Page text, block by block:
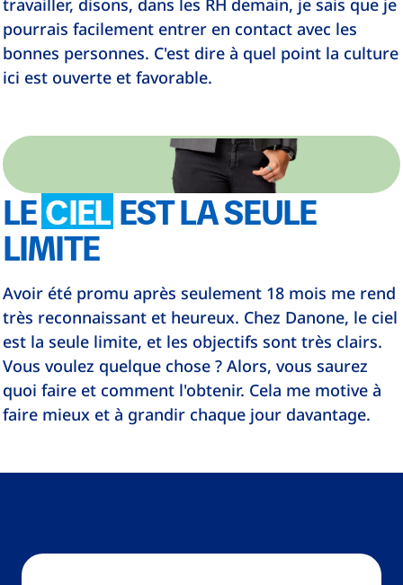
travailler, disons, dans les RH demain, je sais que je
pourrais facilement entrer en contact avec les
bonnes personnes. C'est dire à quel point la culture
ici est ouverte et favorable.
LE CIEL EST LA SEULE
LIMITE
Avoir été promu après seulement 18 mois me rend
très reconnaissant et heureux. Chez Danone, le ciel
est la seule limite, et les objectifs sont très clairs.
Vous voulez quelque chose ? Alors, vous saurez
quoi faire et comment l'obtenir. Cela me motive à
faire mieux et à grandir chaque jour davantage.